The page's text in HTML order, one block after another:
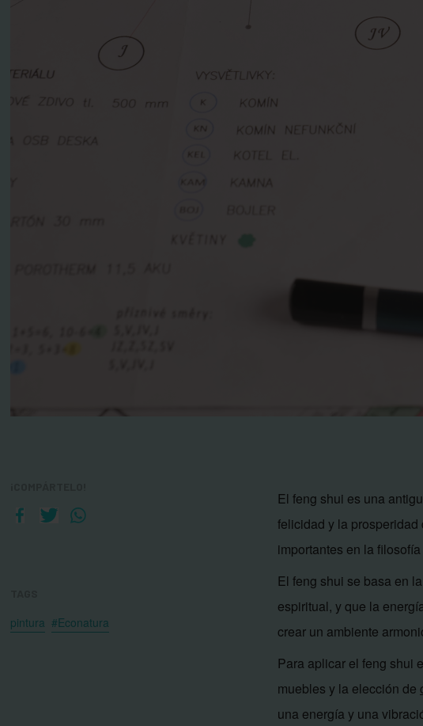
pintura #Econatura
El feng shui es una
felicidad y la
importantes en la
El feng shui se basa en
espiritual, y que la
crear un ambiente
Para aplicar el feng shui
muebles y la elección de
una energía y una